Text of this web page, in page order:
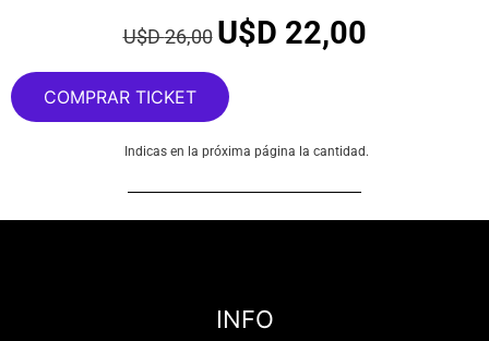
U$D26,00 U$D 22,00
COMPRAR TICKET
Indicas en la próxima página la cantidad.
INFO